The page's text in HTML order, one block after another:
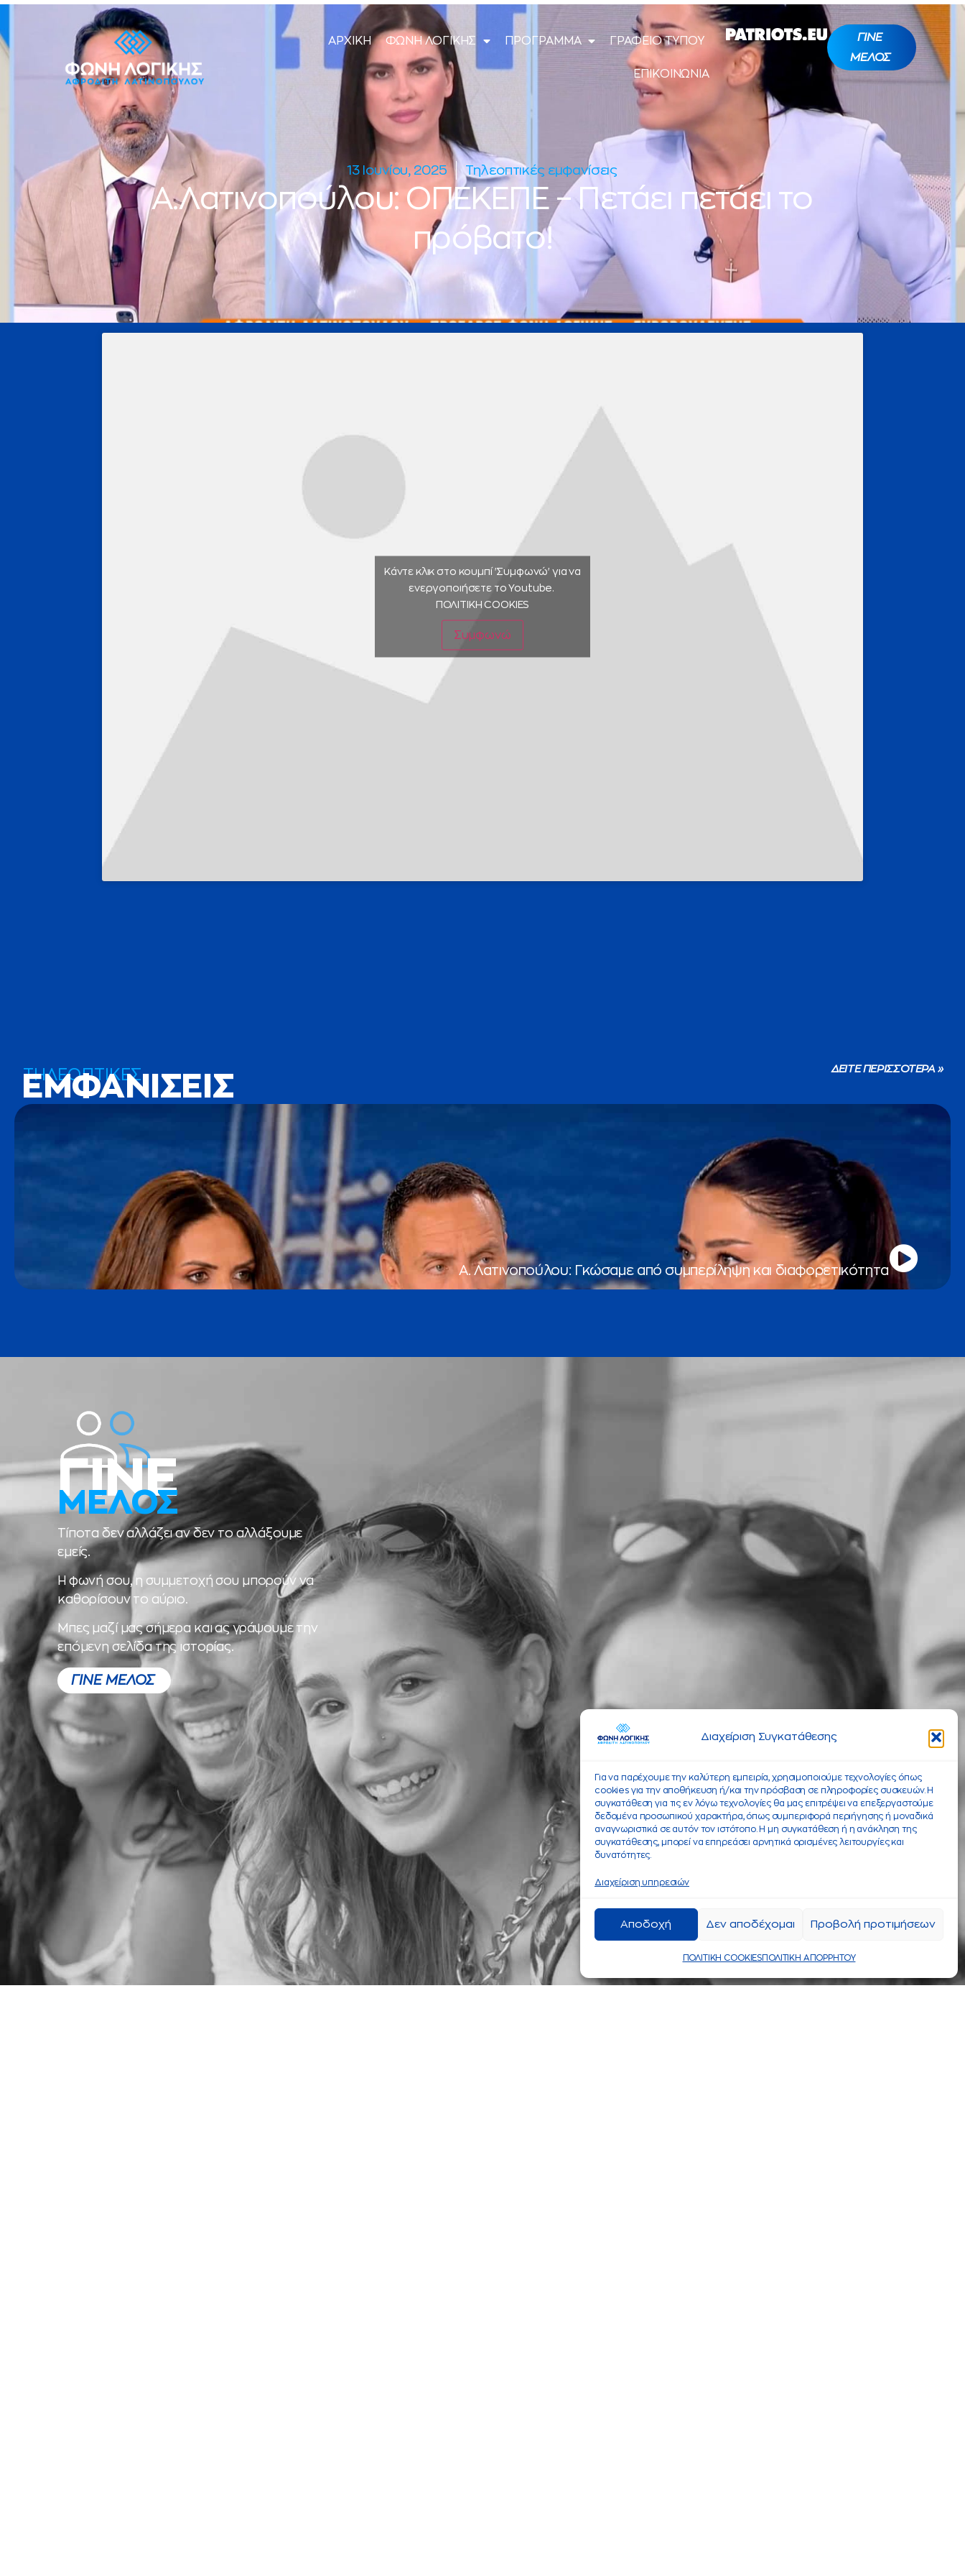
Διαχείριση Συγκατάθεσης
Για να παρέχουμε την καλύτερη εμπειρία, χρησιμοποιούμε τεχνολογίες όπως
cookies για την αποθήκευση ή/και την πρόσβαση σε πληροφορίες συσκευών. Η
συγκατάθεση για τις εν λόγω τεχνολογίες θα μας επιτρέψει να επεξεργαστούμε
δεδομένα προσωπικού χαρακτήρα, όπως συμπεριφορά περιήγησης ή μοναδικά
αναγνωριστικά σε αυτόν τον ιστότοπο. Η μη συγκατάθεση ή η ανάκληση της
συγκατάθεσης, μπορεί να επηρεάσει αρνητικά ορισμένες λειτουργίες και
δυνατότητες.
Διαχείριση υπηρεσιών
Αποδοχή Δεν αποδέχομαι Προβολή προτιμήσεων
ΠΟΛΙΤΙΚΗ COOKIESΠΟΛΙΤΙΚΗ ΑΠΟΡΡΗΤΟΥ
ΑΡΧΙΚΗ ΦΩΝΗ ΛΟΓΙΚΗΣ ΠΡΟΓΡΑΜΜΑ ΓΡΑΦΕΙΟ ΤΥΠΟΥ
ΕΠΙΚΟΙΝΩΝΙΑ
ΓΙΝΕ
ΜΕΛΟΣ
13 Ιουνίου, 2025 Τηλεοπτικές εμφανίσεις
Α.Λατινοπούλου: ΟΠΕΚΕΠΕ – Πετάει πετάει το
πρόβατο!
Κάντε κλικ στο κουμπί 'Συμφωνώ' για να
ενεργοποιήσετε το Youtube.
ΠΟΛΙΤΙΚΗ COOKIES
Συμφωνώ
ΤΗΛΕΟΠΤΙΚΕΣ
ΕΜΦΑΝΙΣΕΙΣ
ΔΕΙΤΕ ΠΕΡΙΣΣΟΤΕΡΑ »
Α. Λατινοπούλου: Γκώσαμε από συμπερίληψη και διαφορετικότητα
ΓΙΝΕ
ΜΕΛΟΣ
Τίποτα δεν αλλάζει αν δεν το αλλάξουμε
εμείς.
Η φωνή σου, η συμμετοχή σου μπορούν να
καθορίσουν το αύριο.
Μπες μαζί μας σήμερα και ας γράψουμε την
επόμενη σελίδα της ιστορίας.
ΓΙΝΕ ΜΕΛΟΣ